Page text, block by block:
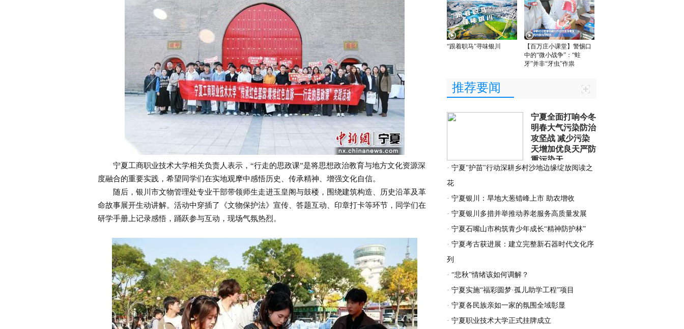
宁夏工商职业技术大学相关负责人表示，“行走的思政课”是将思想政治教育与地方文化资源深
度融合的重要实践，希望同学们在实地观摩中感悟历史、传承精神、增强文化自信。
随后，银川市文物管理处专业干部带领师生走进玉皇阁与鼓楼，围绕建筑构造、历史沿革及革
命故事展开生动讲解。活动中穿插了《文物保护法》宣传、答题互动、印章打卡等环节，同学们在
研学手册上记录感悟，踊跃参与互动，现场气氛热烈。
“跟着职马”寻味银川
【百万庄小课堂】警惕口
中的“微小战争”：“蛀
牙”并非“牙虫”作祟
推荐要闻
宁夏全面打响今冬
明春大气污染防治
攻坚战 减少污染
天增加优良天严防
重污染天
· 宁夏"护苗"行动深耕乡村沙地边缘绽放阅读之
花
· 宁夏银川：旱地大葱错峰上市 助农增收
· 宁夏银川多措并举推动养老服务高质量发展
· 宁夏石嘴山市构筑青少年成长“精神防护林”
· 宁夏考古获进展：建立完整新石器时代文化序
列
· “悲秋”情绪该如何调解？
· 宁夏实施“福彩圆梦·孤儿助学工程”项目
· 宁夏各民族亲如一家的氛围全域彰显
· 宁夏职业技术大学正式挂牌成立